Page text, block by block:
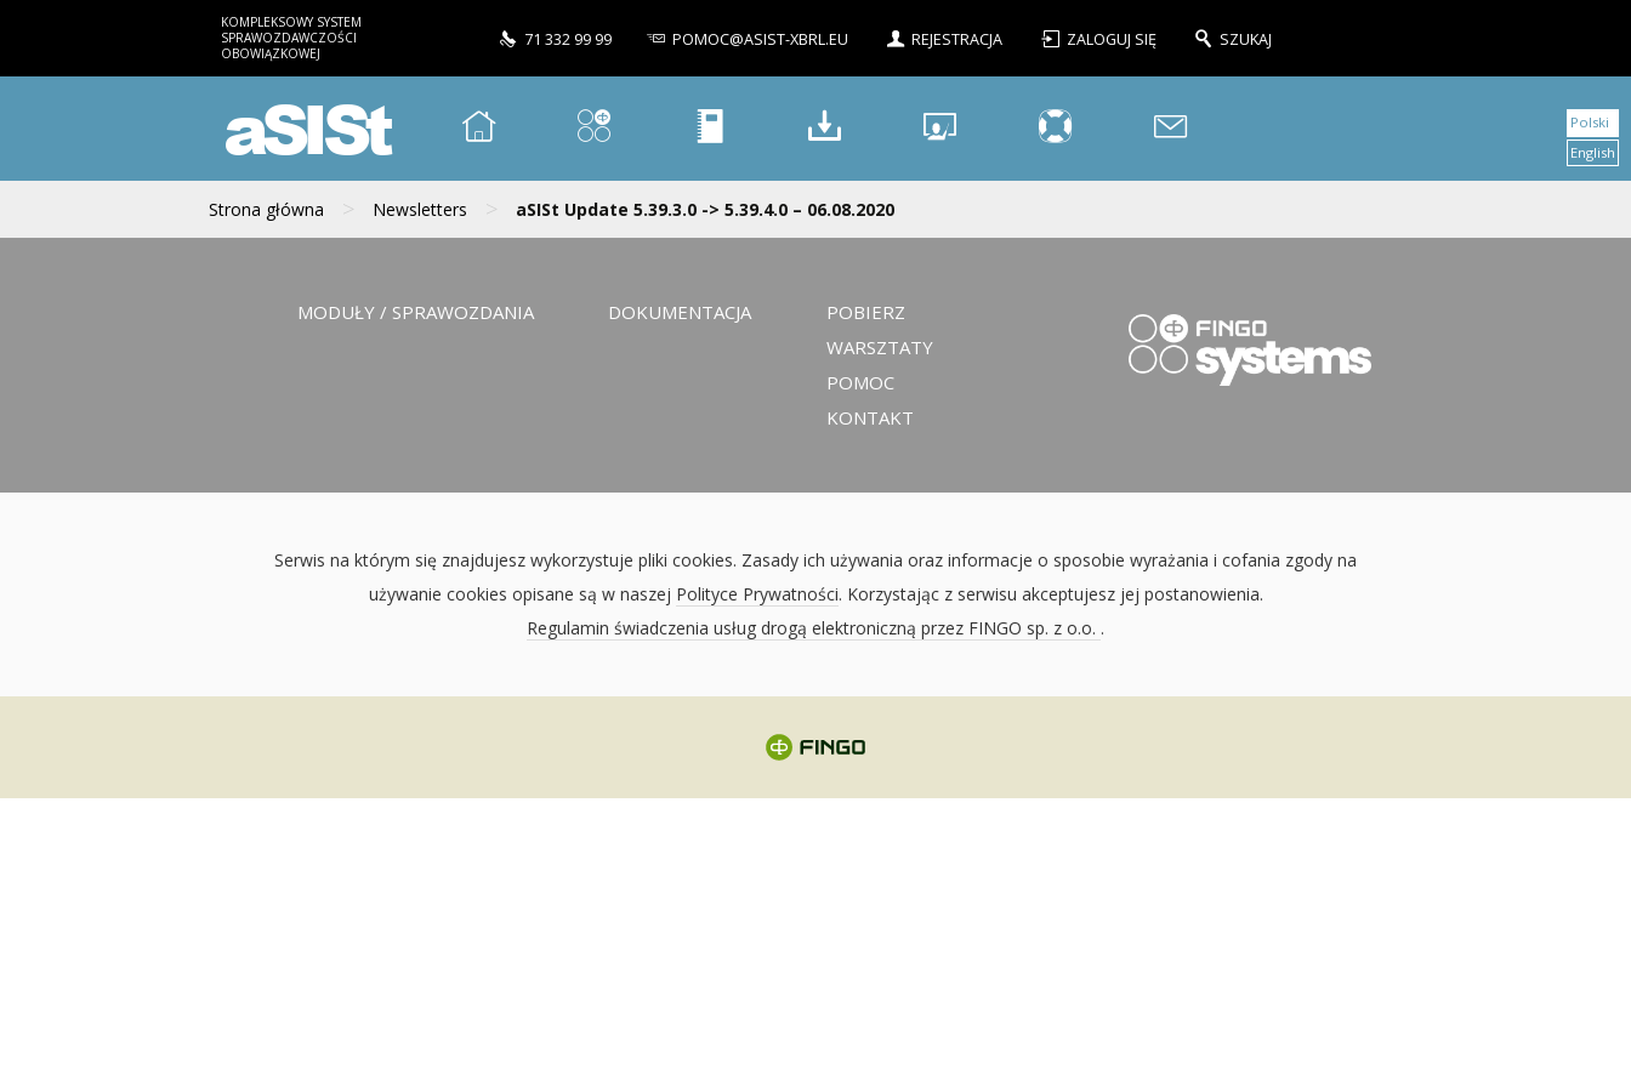
KOMPLEKSOWY SYSTEM
SPRAWOZDAWCZOŚCI
OBOWIĄZKOWEJ
71 332 99 99 POMOC@ASIST-XBRL.EU REJESTRACJA ZALOGUJ SIĘ SZUKAJ
aSISt
Strona główna > Newsletters > aSISt Update 5.39.3.0 -> 5.39.4.0 – 06.08.2020
Polski
English
MODUŁY / SPRAWOZDANIA DOKUMENTACJA
POBIERZ
WARSZTATY
POMOC
KONTAKT
Serwis na którym się znajdujesz wykorzystuje pliki cookies. Zasady ich używania oraz informacje o sposobie wyrażania i cofania zgody na
używanie cookies opisane są w naszej Polityce Prywatności. Korzystając z serwisu akceptujesz jej postanowienia.
Regulamin świadczenia usług drogą elektroniczną przez FINGO sp. z o.o. .